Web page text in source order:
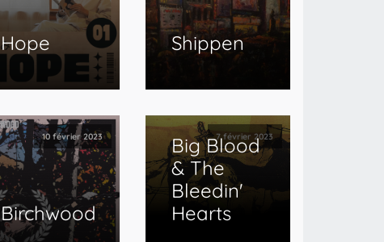
Hope Shippen
10 février 2023
Birchwood
7 février 2023
Big Blood
& The
Bleedin'
Hearts